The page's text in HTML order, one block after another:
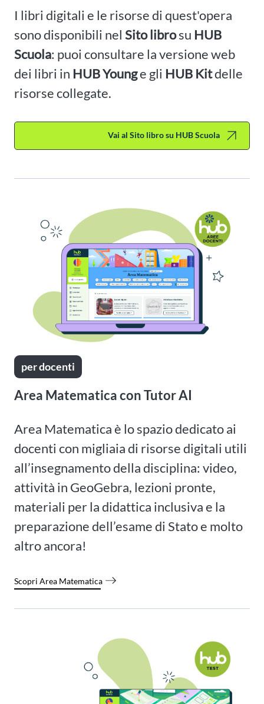
I libri digitali e le risorse di quest'opera
sono disponibili nel Sito librosu HUB
Scuola: puoi consultare la versione web
dei libri in HUB Younge gli HUB Kitdelle
risorse collegate.
Vai al Sito libro su HUB Scuola
per docenti
Area Matematica con Tutor AI
Area Matematica è lo spazio dedicato ai
docenti con migliaia di risorse digitali utili
all’insegnamento della disciplina: video,
attività in GeoGebra, lezioni pronte,
materiali per la didattica inclusiva e la
preparazione dell’esame di Stato e molto
altro ancora!
Scopri Area Matematica